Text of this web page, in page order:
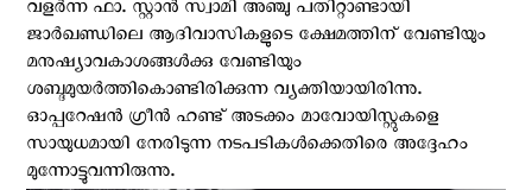
വളര്‍ന്ന ഫാ. സ്റ്റാന്‍ സ്വാമി അഞ്ചു പതിറ്റാണ്ടായി
ജാര്‍ഖണ്ഡിലെ ആദിവാസികളുടെ ക്ഷേമത്തിന് വേണ്ടിയും
മനുഷ്യാവകാശങ്ങള്‍ക്കു വേണ്ടിയും
ശബ്ദമുയര്‍ത്തികൊണ്ടിരിക്കുന്ന വ്യക്തിയായിരിന്നു.
ഓപ്പറേഷന്‍ ഗ്രീന്‍ ഹണ്ട് അടക്കം മാവോയിസ്റ്റുകളെ
സായുധമായി നേരിടുന്ന നടപടികള്‍ക്കെതിരെ അദ്ദേഹം
മുന്നോട്ടുവന്നിരുന്നു.